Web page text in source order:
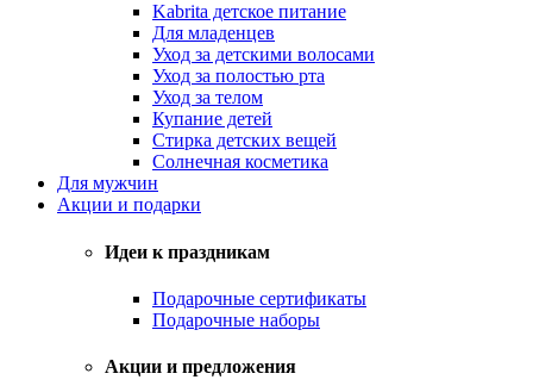
Kabrita детское питание
Для младенцев
Уход за детскими волосами
Уход за полостью рта
Уход за телом
Купание детей
Стирка детских вещей
Солнечная косметика
Для мужчин
Акции и подарки
Идеи к праздникам
Подарочные сертификаты
Подарочные наборы
Акции и предложения